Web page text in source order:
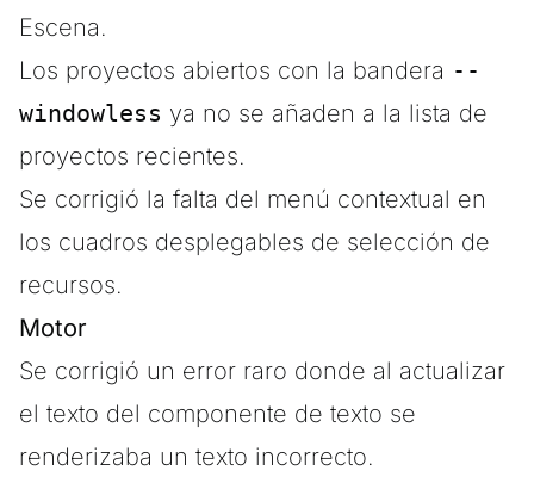
Escena.
Los proyectos abiertos con la bandera --
windowless ya no se añaden a la lista de
proyectos recientes.
Se corrigió la falta del menú contextual en
los cuadros desplegables de selección de
recursos.
Motor
Se corrigió un error raro donde al actualizar
el texto del componente de texto se
renderizaba un texto incorrecto.